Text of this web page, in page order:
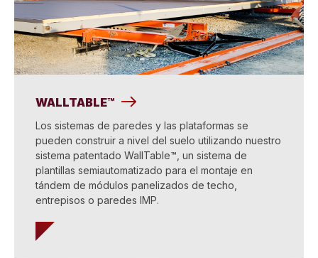
WALLTABLE™
Los sistemas de paredes y las plataformas se
pueden construir a nivel del suelo utilizando nuestro
sistema patentado WallTable™, un sistema de
plantillas semiautomatizado para el montaje en
tándem de módulos panelizados de techo,
entrepisos o paredes IMP.